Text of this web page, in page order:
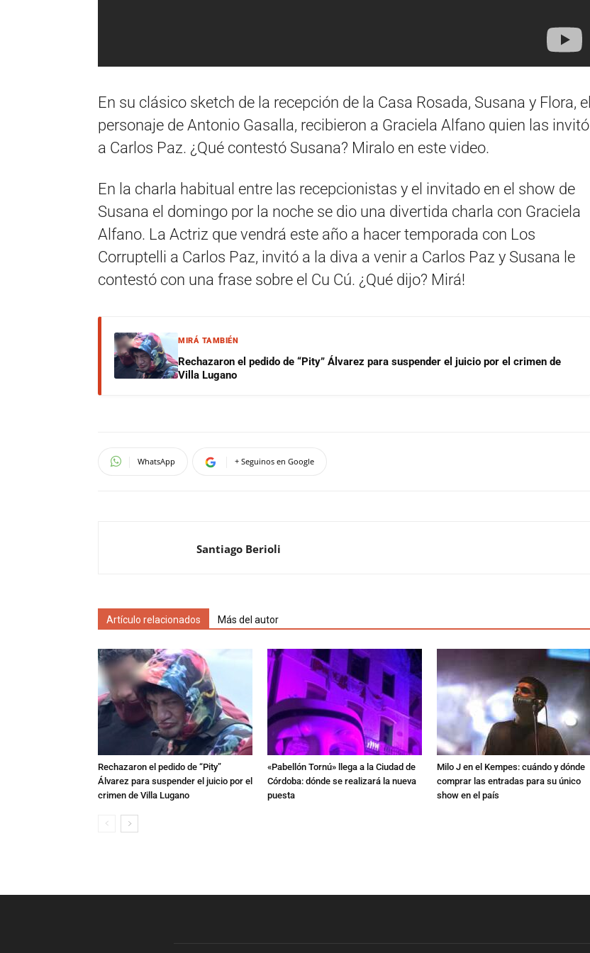
En su clásico sketch de la recepción de la Casa Rosada, Susana y Flora, el
personaje de Antonio Gasalla, recibieron a Graciela Alfano quien las invitó
a Carlos Paz. ¿Qué contestó Susana? Miralo en este video.
En la charla habitual entre las recepcionistas y el invitado en el show de
Susana el domingo por la noche se dio una divertida charla con Graciela
Alfano. La Actriz que vendrá este año a hacer temporada con Los
Corruptelli a Carlos Paz, invitó a la diva a venir a Carlos Paz y Susana le
contestó con una frase sobre el Cu Cú. ¿Qué dijo? Mirá!
MIRÁ TAMBIÉN
Rechazaron el pedido de “Pity” Álvarez para suspender el juicio por el crimen de
Villa Lugano
WhatsApp + Seguinos en Google
Santiago Berioli
Artículo relacionados Más del autor
Rechazaron el pedido de “Pity”
Álvarez para suspender el juicio por el
crimen de Villa Lugano
«Pabellón Tornú» llega a la Ciudad de
Córdoba: dónde se realizará la nueva
puesta
Milo J en el Kempes: cuándo y dónde
comprar las entradas para su único
show en el país